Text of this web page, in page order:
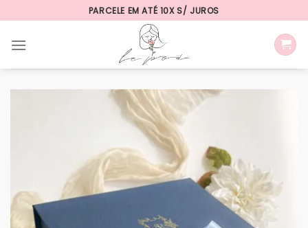
to
content
PARCELE EM ATÉ 10X S/ JUROS